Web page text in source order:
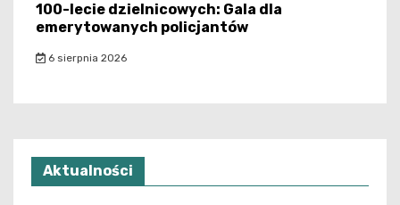
100-lecie dzielnicowych: Gala dla
emerytowanych policjantów
6 sierpnia 2026
Aktualności